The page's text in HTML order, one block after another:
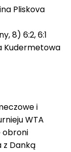
Pliskova
8) 6:2, 6:1
Kudermetowa
i
WTA
obroni
z Danką